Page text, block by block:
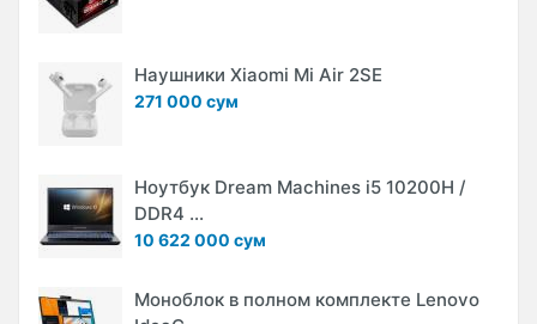
Наушники Xiaomi Mi Air 2SE
271 000 сум
Ноутбук Dream Machines i5 10200H /
DDR4 ...
10 622 000 сум
Моноблок в полном комплекте Lenovo